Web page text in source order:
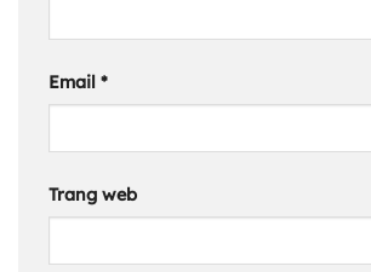
Email *
Trang web